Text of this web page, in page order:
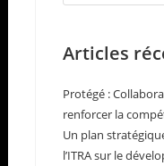
Articles
Protégé :
renforcer la
Un plan
l’ITRA sur le